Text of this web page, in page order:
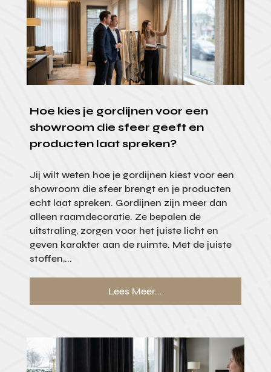
Hoe kies je gordijnen voor een
showroom die sfeer geeft en
producten laat spreken?
Jij wilt weten hoe je gordijnen kiest voor een
showroom die sfeer brengt en je producten
echt laat spreken. Gordijnen zijn meer dan
alleen raamdecoratie. Ze bepalen de
uitstraling, zorgen voor het juiste licht en
geven karakter aan de ruimte. Met de juiste
stoffen,...
Lees Meer...